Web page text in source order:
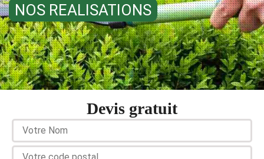
NOS REALISATIONS
Devis gratuit